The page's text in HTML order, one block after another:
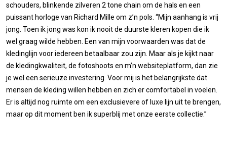
schouders, blinkende zilveren 2 tone chain om de hals en een
puissant horloge van Richard Mille om z’n pols. “Mijn aanhang is vrij
jong. Toen ik jong was kon ik nooit de duurste kleren kopen die ik
wel graag wilde hebben. Een van mijn voorwaarden was dat de
kledinglijn voor iedereen betaalbaar zou zijn. Maar als je kijkt naar
de kledingkwaliteit, de fotoshoots en m’n websiteplatform, dan zie
je wel een serieuze investering. Voor mij is het belangrijkste dat
mensen de kleding willen hebben en zich er comfortabel in voelen.
Er is altijd nog ruimte om een exclusievere of luxe lijn uit te brengen,
maar op dit moment ben ik superblij met onze eerste collectie.”